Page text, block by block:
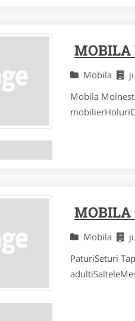
Mobila
Mobila
MOBILA
Mobila
PaturiSeturi